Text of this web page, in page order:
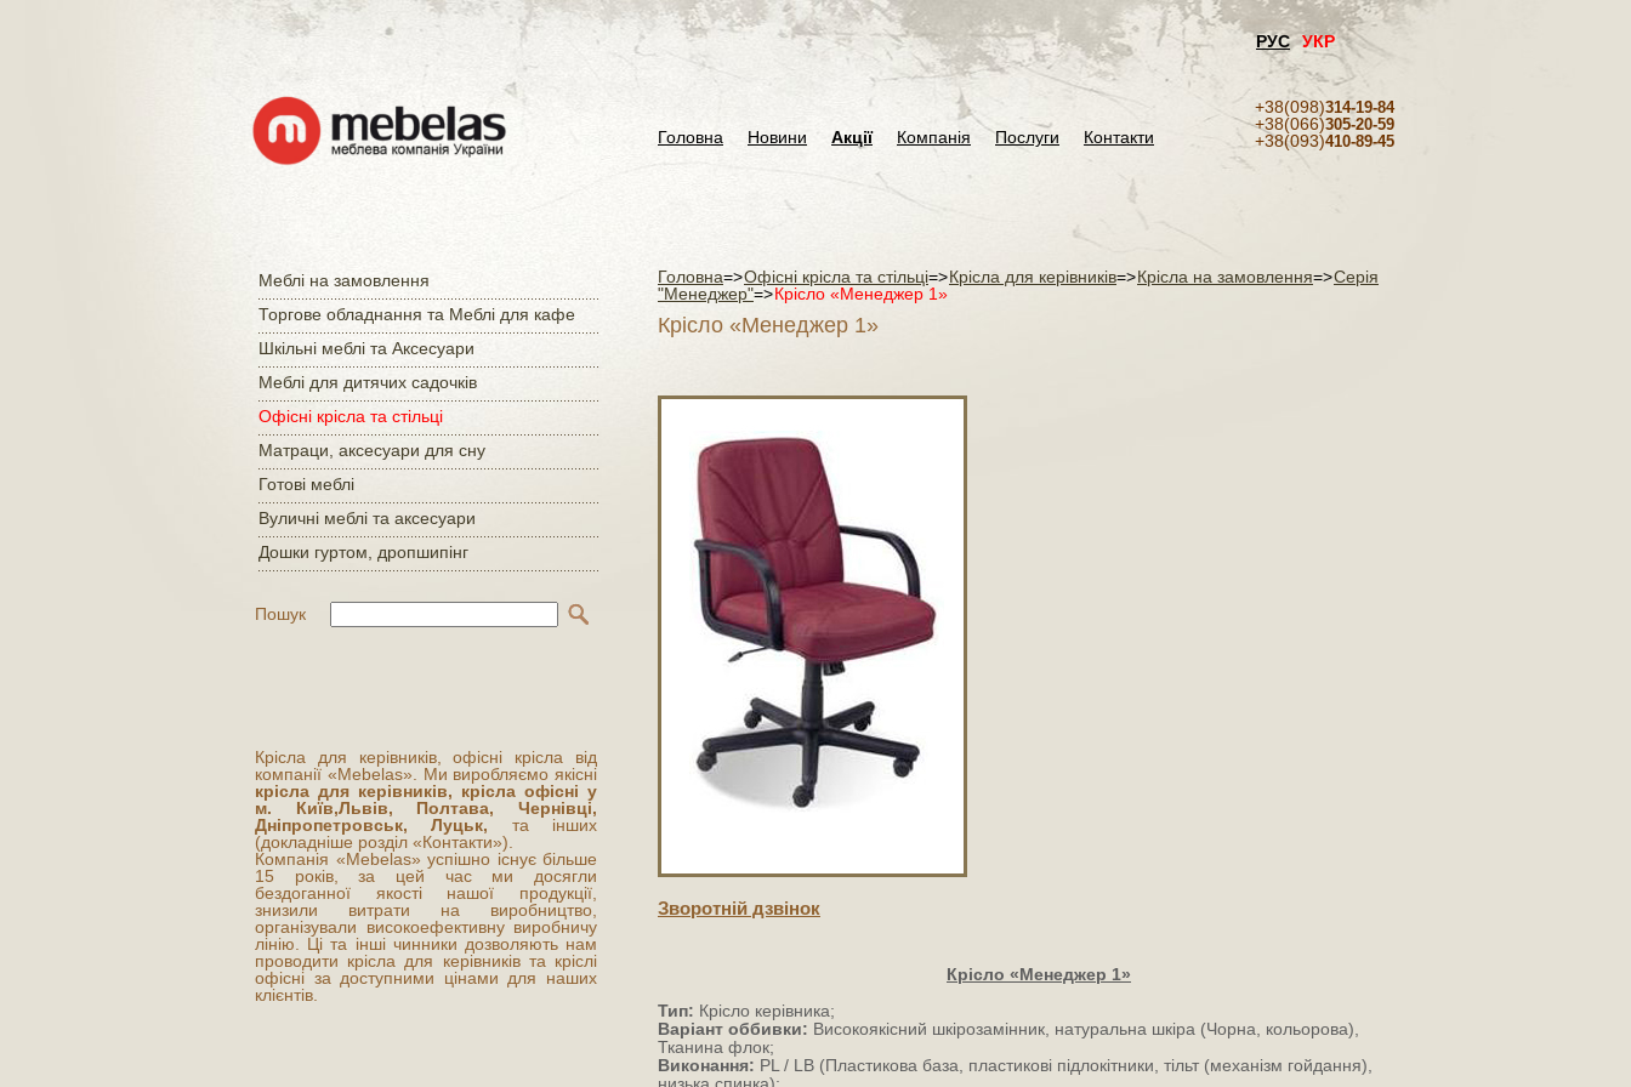
РУС УКР
Головна Новини Акції Компанія Послуги Контакти
+38(098)314-19-84
+38(066)305-20-59
+38(093)410-89-45
Меблі на замовлення
Торгове обладнання та Меблі для кафе
Шкільні меблі та Аксесуари
Меблі для дитячих садочків
Офісні крісла та стільці
Матраци, аксесуари для сну
Готові меблі
Вуличні меблі та аксесуари
Дошки гуртом, дропшипінг
Пошук
Крісла для керівників, офісні крісла від
компанії «Mebelas». Ми виробляємо якісні
крісла для керівників, крісла офісні у
м. Київ,Львів, Полтава, Чернівці,
Дніпропетровськ, Луцьк, та інших
(докладніше розділ «Контакти»).
Компанія «Mebelas» успішно існує більше
15 років, за цей час ми досягли
бездоганної якості нашої продукції,
знизили витрати на виробництво,
організували високоефективну виробничу
лінію. Ці та інші чинники дозволяють нам
проводити крісла для керівників та кріслі
офісні за доступними цінами для наших
клієнтів.
Головна=>Офісні крісла та стільці=>Крісла для керівників=>Крісла на замовлення=>Серія
"Менеджер"=>Крісло «Менеджер 1»
Крісло «Менеджер 1»
Зворотнiй дзвiнок
Крісло «Менеджер 1»
Тип: Крісло керівника;
Варіант оббивки: Високоякісний шкірозамінник, натуральна шкіра (Чорна, кольорова),
Тканина флок;
Виконання: PL / LB (Пластикова база, пластикові підлокітники, тільт (механізм гойдання),